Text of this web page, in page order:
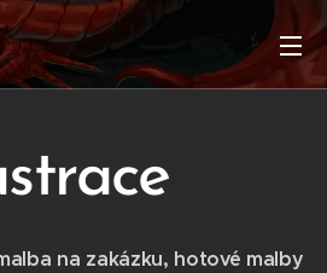
na zakázku, hotové malby